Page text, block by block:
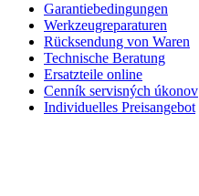
Garantiebedingungen
Werkzeugreparaturen
Rücksendung von Waren
Technische Beratung
Ersatzteile online
Cenník servisných úkonov
Individuelles Preisangebot